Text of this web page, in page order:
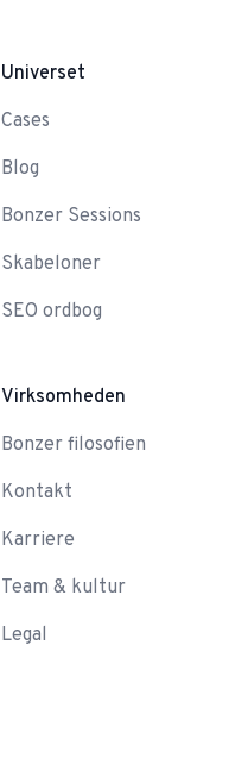
Universet
Cases
Blog
Bonzer Sessions
Skabeloner
SEO ordbog
Virksomheden
Bonzer filosofien
Kontakt
Karriere
Team & kultur
Legal